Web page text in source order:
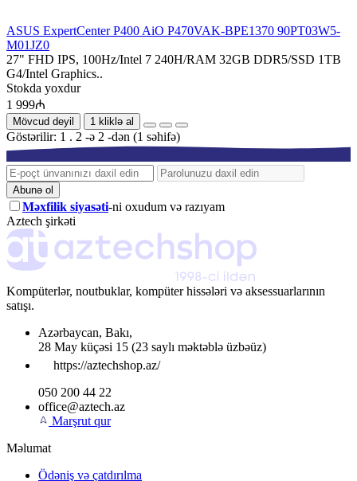
ASUS ExpertCenter P400 AiO P470VAK-BPE1370 90PT03W5-
M01JZ0
27" FHD IPS, 100Hz/Intel 7 240H/RAM 32GB DDR5/SSD 1TB
G4/Intel Graphics..
Stokda yoxdur
1 999₼
Mövcud deyil 1 kliklə al
Göstərilir: 1 . 2 -ə 2 -dən (1 səhifə)
Abunə ol
Məxfilik siyasəti-ni oxudum və razıyam
Aztech şirkəti
Kompüterlər, noutbuklar, kompüter hissələri və aksessuarlarının
satışı.
Azərbaycan, Bakı,
28 May küçəsi 15 (23 saylı məktəblə üzbəüz)
https://aztechshop.az/
050 200 44 22
office@aztech.az
Marşrut qur
Məlumat
Ödəniş və çatdırılma